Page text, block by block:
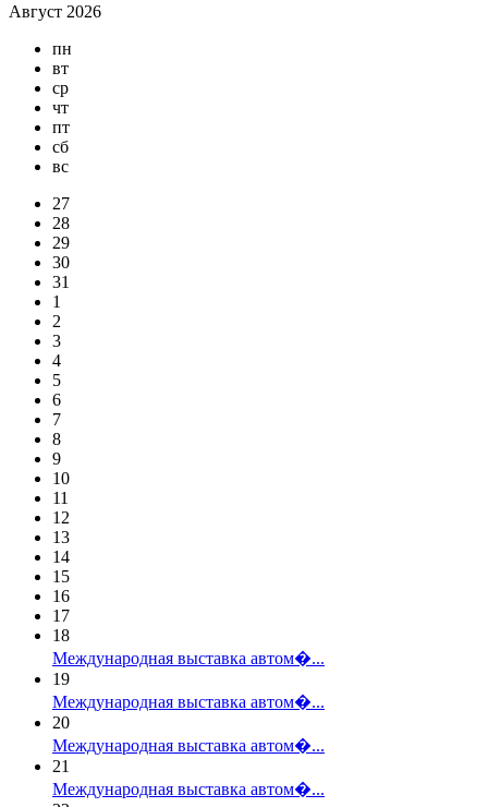
Август 2026
пн
вт
ср
чт
пт
сб
вс
27
28
29
30
31
1
2
3
4
5
6
7
8
9
10
11
12
13
14
15
16
17
18
Международная выставка автом�...
19
Международная выставка автом�...
20
Международная выставка автом�...
21
Международная выставка автом�...